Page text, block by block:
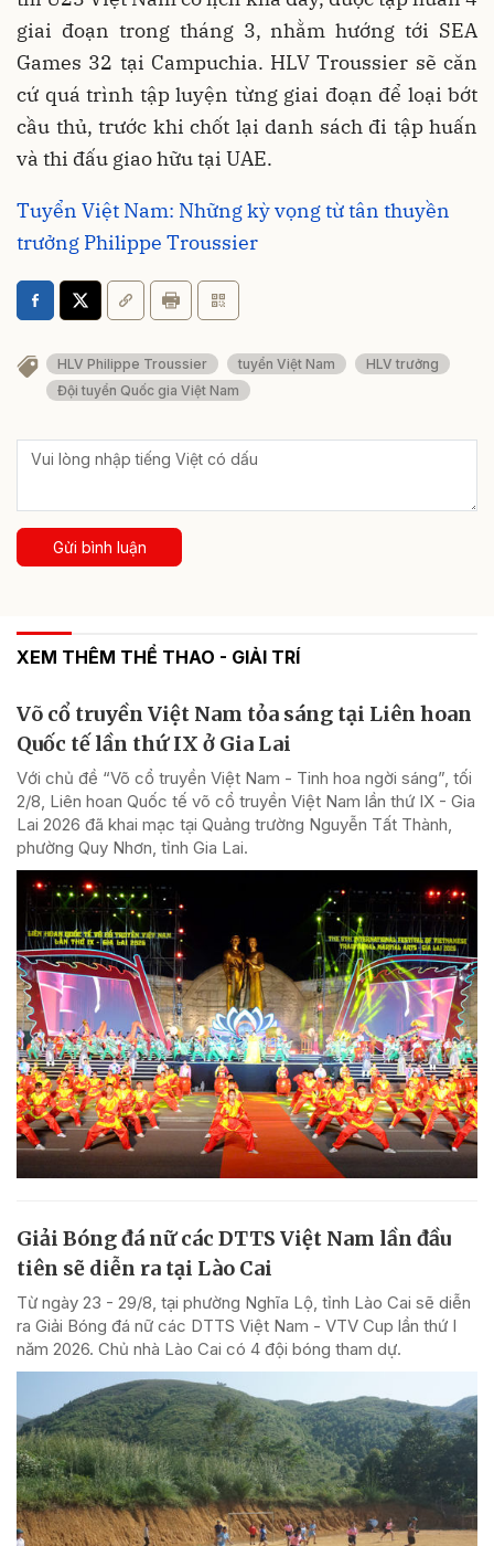
giai đoạn trong tháng 3, nhằm hướng tới SEA
Games 32 tại Campuchia. HLV Troussier sẽ căn
cứ quá trình tập luyện từng giai đoạn để loại bớt
cầu thủ, trước khi chốt lại danh sách đi tập huấn
và thi đấu giao hữu tại UAE.
Tuyển Việt Nam: Những kỳ vọng từ tân thuyền
trưởng Philippe Troussier
HLV Philippe Troussier tuyển Việt Nam
HLV trưởng
Đội tuyển Quốc gia Việt Nam
Gửi bình luận
XEM THÊM THỂ THAO - GIẢI TRÍ
Võ cổ truyền Việt Nam tỏa sáng tại Liên hoan
Quốc tế lần thứ IX ở Gia Lai
Với chủ đề “Võ cổ truyền Việt Nam - Tinh hoa ngời sáng”, tối
2/8, Liên hoan Quốc tế võ cổ truyền Việt Nam lần thứ IX - Gia
Lai 2026 đã khai mạc tại Quảng trường Nguyễn Tất Thành,
phường Quy Nhơn, tỉnh Gia Lai.
Giải Bóng đá nữ các DTTS Việt Nam lần đầu
tiên sẽ diễn ra tại Lào Cai
Từ ngày 23 - 29/8, tại phường Nghĩa Lộ, tỉnh Lào Cai sẽ diễn
ra Giải Bóng đá nữ các DTTS Việt Nam - VTV Cup lần thứ I
năm 2026. Chủ nhà Lào Cai có 4 đội bóng tham dự.